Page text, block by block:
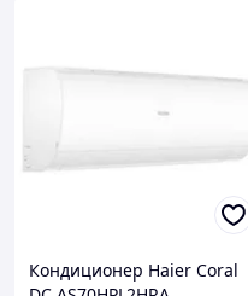
Кондиционер Haier Coral